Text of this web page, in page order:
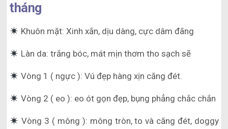
tháng
Khuôn mặt: Xinh xắn, dịu dàng, cực dâm đãng
Làn da: trắng bóc, mát mịn thơm tho sạch sẽ
Vòng 1 ( ngực ): Vú đẹp hàng xịn căng đét.
Vòng 2 ( eo ): eo ót gọn đẹp, bụng phẳng chắc chắn
Vòng 3 ( mông ): mông tròn, to và căng đét, doggy